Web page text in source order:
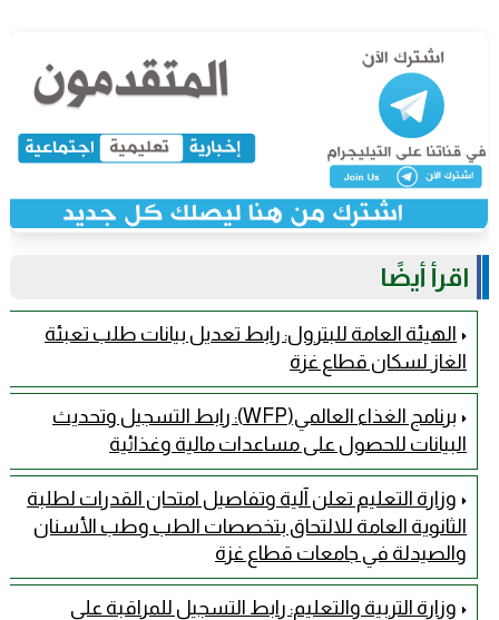
اقرأ أيضًا
الهيئة العامة للبترول: رابط تعديل بيانات طلب تعبئة
الغاز لسكان قطاع غزة
برنامج الغذاء العالمي(WFP): رابط التسجيل وتحديث
البيانات للحصول على مساعدات مالية وغذائية
وزارة التعليم تعلن آلية وتفاصيل امتحان القدرات لطلبة
الثانوية العامة للالتحاق بتخصصات الطب وطب الأسنان
والصيدلة في جامعات قطاع غزة
وزارة التربية والتعليم: رابط التسجيل للمراقبة على